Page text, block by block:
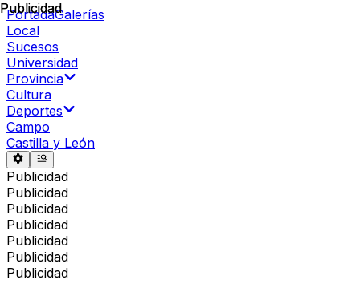
PortadaGalerías
Local
Sucesos
Universidad
Provincia
Cultura
Deportes
Campo
Castilla y León
Publicidad
Publicidad
Publicidad
Publicidad
Publicidad
Publicidad
Publicidad
Publicidad
Publicidad